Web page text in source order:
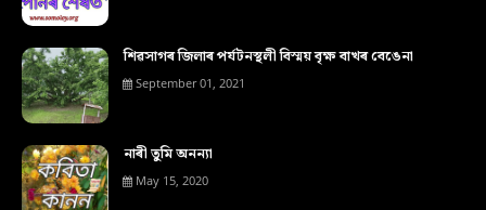
শিৱসাগৰ জিলাৰ পৰ্যটনস্থলী বিস্ময় বৃক্ষ বাখৰ বেঙেনা
September 01, 2021
নাৰী তুমি অনন্যা
May 15, 2020